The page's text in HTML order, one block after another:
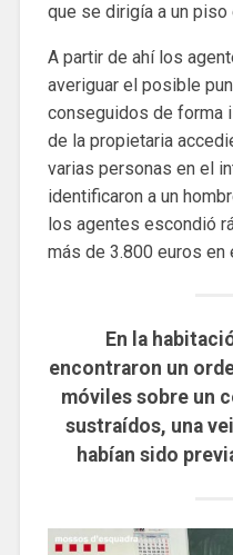
que se dirigía a un
A partir de ahí los
averiguar el posible
conseguidos de forma
de la propietaria
varias personas en el
identificaron a un
los agentes escondió
más de 3.800 euros en
En la
encontraron un
móviles sobre un
sustraídos, una
habían sido